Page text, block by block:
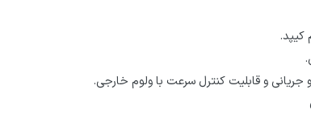
کیپد.
و جریانی و قابلیت کنترل سرعت با ولوم خارجی.